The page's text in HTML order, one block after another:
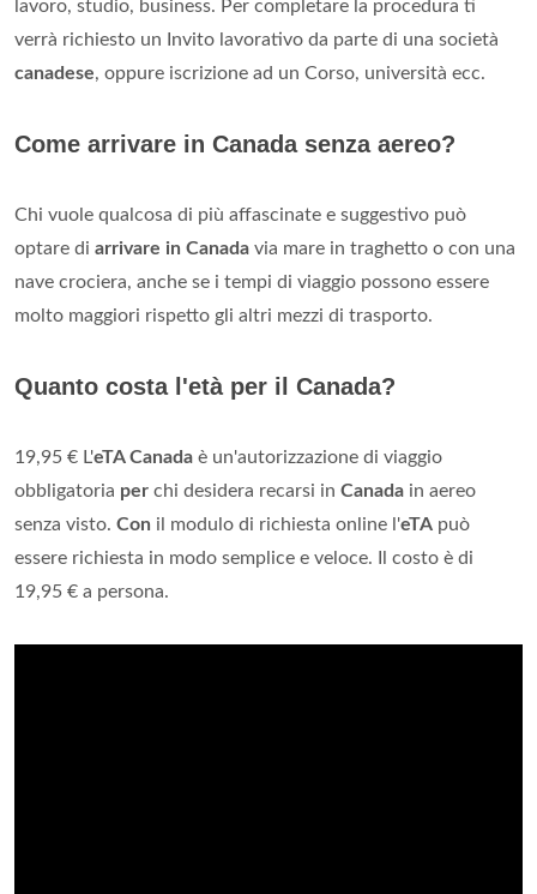
lavoro, studio, business. Per completare la procedura ti
verrà richiesto un Invito lavorativo da parte di una società
canadese, oppure iscrizione ad un Corso, università ecc.
Come arrivare in Canada senza aereo?
Chi vuole qualcosa di più affascinate e suggestivo può
optare di arrivare in Canada via mare in traghetto o con una
nave crociera, anche se i tempi di viaggio possono essere
molto maggiori rispetto gli altri mezzi di trasporto.
Quanto costa l'età per il Canada?
19,95 € L'eTA Canada è un'autorizzazione di viaggio
obbligatoria per chi desidera recarsi in Canada in aereo
senza visto. Con il modulo di richiesta online l'eTA può
essere richiesta in modo semplice e veloce. Il costo è di
19,95 € a persona.